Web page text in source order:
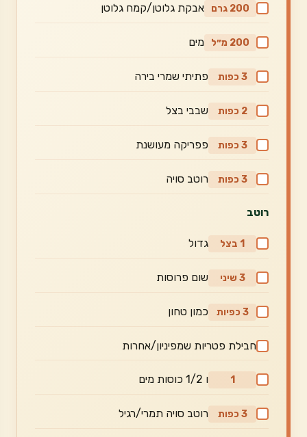
200 גרם אבקת גלוטן/קמח גלוטן
200 מ״ל מים
3 כפות פתיתי שמרי בירה
2 כפות שבבי בצל
3 כפות פפריקה מעושנת
3 כפות רוטב סויה
רוטב
1 בצל גדול
3 שיני שום פרוסות
3 כפיות כמון טחון
חבילת פטריות שמפיניון/אחרות
1 ו 1/2 כוסות מים
3 כפות רוטב סויה תמרי/רגיל